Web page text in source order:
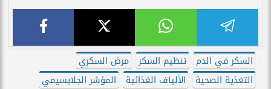
السكر في الدم تنظيم السكر
مرض السكري
التغذية الصحية
الألياف الغذائية
المؤشر الجلايسيمي